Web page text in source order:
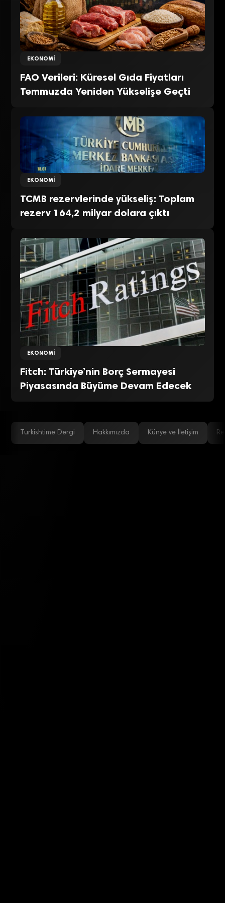
EKONOMI
FAO Verileri: Küresel Gıda Fiyatları
Temmuzda Yeniden Yükselişe Geçti
EKONOMI
TCMB rezervlerinde yükseliş: Toplam
rezerv 164,2 milyar dolara çıktı
EKONOMI
Fitch: Türkiye’nin Borç Sermayesi
Piyasasında Büyüme Devam Edecek
Turkishtime Dergi Hakkımızda Künye ve İletişim